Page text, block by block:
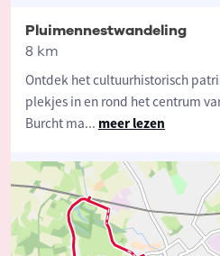
Pluimennestwandeling
8 km
Ontdek het cultuurhistorisch
plekjes in en rond het centrum
Burcht ma... meer lezen